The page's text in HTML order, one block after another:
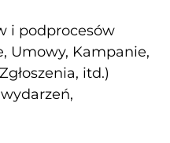
i podprocesów
Umowy, Kampanie,
itd.)